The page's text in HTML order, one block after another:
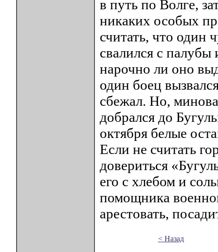
в путь по Волге,
никаких особых
считать, что один
свалился с палубы
нарочно ли оно
один боец
сбежал. Но,
добрался до
октября белые
Если не считать
довериться
его с хлебом и
помощника
арестовать,
< Назад